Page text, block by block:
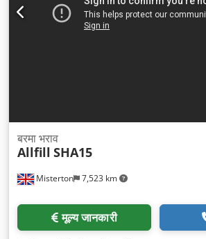
Misterton 7,523 km
बरमा भराव
Allfill SHA15
मूल्य जानकारी